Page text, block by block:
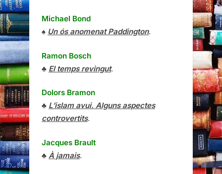
Michael Bond
♠ Un ós anomenat Paddington.
Ramon Bosch
♣ El temps revingut.
Dolors Bramon
♣ L’islam avui. Alguns aspectes
controvertits.
Jacques Brault
♣ À jamais.